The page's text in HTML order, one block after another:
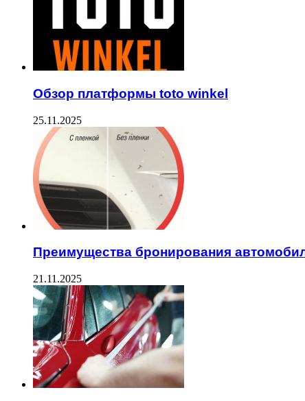
Обзор платформы toto winkel
25.11.2025
Преимущества бронирования
21.11.2025